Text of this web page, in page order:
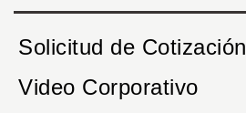
Solicitud de Cotización
Video Corporativo